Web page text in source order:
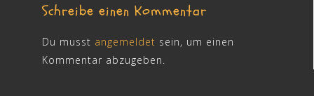
Schreibe einen Kommentar
Du musst angemeldet sein, um einen
Kommentar abzugeben.